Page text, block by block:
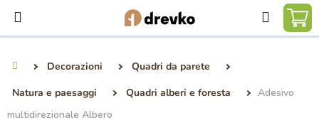
contenuto
Ricerca
Decorazioni
Quadri da parete
Natura e paesaggi
Quadri alberi e foresta
Adesivo
multidirezionale Albero